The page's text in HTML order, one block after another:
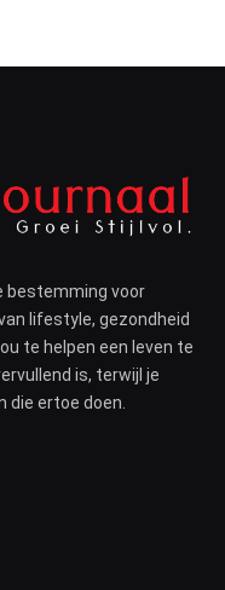
bestemming voor
lifestyle, gezondheid
te helpen een leven te
is, terwijl je
die ertoe doen.